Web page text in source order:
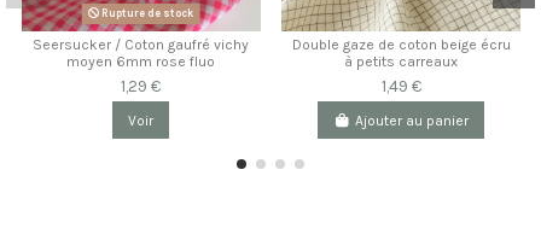
Rupture de stock
Seersucker / Coton gaufré vichy
moyen 6mm rose fluo
1,29 €
Voir
Double gaze de coton beige écru
à petits carreaux
1,49 €
Ajouter au panier